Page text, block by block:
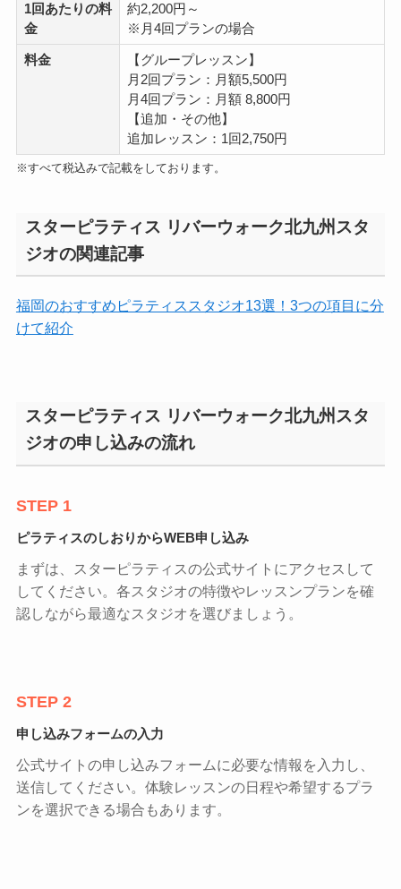
1回あたりの料
金
約2,200円～
※月4回プランの場合
料金
【グループレッスン】
月2回プラン：月額5,500円
月4回プラン：月額 8,800円
【追加・その他】
追加レッスン：1回2,750円
※すべて税込みで記載をしております。
スターピラティス リバーウォーク北九州スタ
ジオの関連記事
福岡のおすすめピラティススタジオ13選！3つの項目に分
けて紹介
スターピラティス リバーウォーク北九州スタ
ジオの申し込みの流れ
STEP 1
ピラティスのしおりからWEB申し込み
まずは、スターピラティスの公式サイトにアクセスして
してください。各スタジオの特徴やレッスンプランを確
認しながら最適なスタジオを選びましょう。
STEP 2
申し込みフォームの入力
公式サイトの申し込みフォームに必要な情報を入力し、
送信してください。体験レッスンの日程や希望するプラ
ンを選択できる場合もあります。